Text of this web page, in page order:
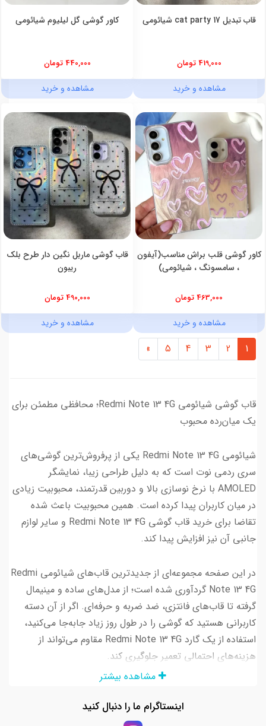
قاب تبدیل cat party 17 شیائومی
419,000 تومان
مشاهده و خرید
کاور گوشی گل لیلیوم شیائومی
440,000 تومان
مشاهده و خرید
کاور گوشی قلب براش مناسب(آیفون
، سامسونگ ، شیائومی)
463,000 تومان
مشاهده و خرید
قاب گوشی ماربل نگین دار طرح بلک
ریبون
490,000 تومان
مشاهده و خرید
1
2
3
4
5
»
قاب گوشی شیائومی Redmi Note 13 4G؛ محافظی مطمئن برای
یک میان‌رده محبوب
شیائومی Redmi Note 13 4G یکی از پرفروش‌ترین گوشی‌های
سری ردمی نوت است که به دلیل طراحی زیبا، نمایشگر
AMOLED با نرخ نوسازی بالا و دوربین قدرتمند، محبوبیت زیادی
در میان کاربران پیدا کرده است. همین محبوبیت باعث شده
تقاضا برای خرید قاب گوشی Redmi Note 13 4G و سایر لوازم
جانبی آن نیز افزایش پیدا کند.
در این صفحه مجموعه‌ای از جدیدترین قاب‌های شیائومی Redmi
Note 13 4G گردآوری شده است؛ از مدل‌های ساده و مینیمال
گرفته تا قاب‌های فانتزی، ضد ضربه و حرفه‌ای. اگر از آن دسته
کاربرانی هستید که گوشی را در طول روز زیاد جابه‌جا می‌کنید،
استفاده از یک گارد Redmi Note 13 4G مقاوم می‌تواند از
هزینه‌های احتمالی تعمیر جلوگیری کند.
Note 13 4G هستند. این مدل‌ها به دلیل وزن کم، لطافت سطح
مشاهده بیشتر
اینستاگرام ما را دنبال کنید